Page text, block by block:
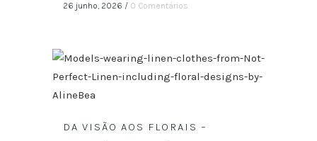
26 junho, 2026 / 0 Comentários
DA VISÃO AOS FLORAIS –